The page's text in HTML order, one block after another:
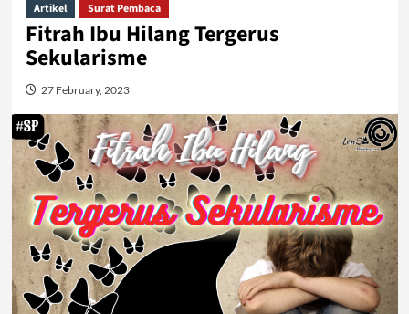
Artikel Surat Pembaca
Fitrah Ibu Hilang Tergerus
Sekularisme
27 February, 2023